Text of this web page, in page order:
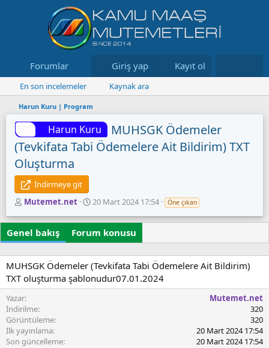
Forumlar Neler yeni Kaynaklar
Giriş yap Kayıt ol
En son incelemeler Kaynak ara
Harun Kuru | Program
Harun Kuru
MUHSGK Ödemeler
(Tevkifata Tabi Ödemelere Ait Bildirim) TXT
Oluşturma
İndirmeye git
Y
z
a
r
Mutemet.net
O
u
ş
t
u
r
u
l
20 Mart 2024 17:54 Öne çıkan
Genel bakış Forum konusu
MUHSGK Ödemeler (Tevkifata Tabi Ödemelere Ait Bildirim)
TXT oluşturma şablonudur07.01.2024
Yazar
Mutemet.net
İndirilme
320
Görüntüleme
320
İlk yayınlama
20 Mart 2024 17:54
Son güncelleme
20 Mart 2024 17:54